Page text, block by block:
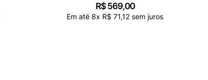
R$ 569,00
Em até 8x R$ 71,12 sem juros